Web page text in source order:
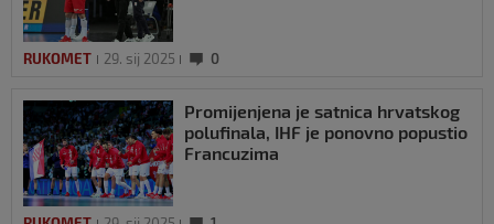
RUKOMET 29. sij 2025 0
Promijenjena je satnica hrvatskog
polufinala, IHF je ponovno popustio
Francuzima